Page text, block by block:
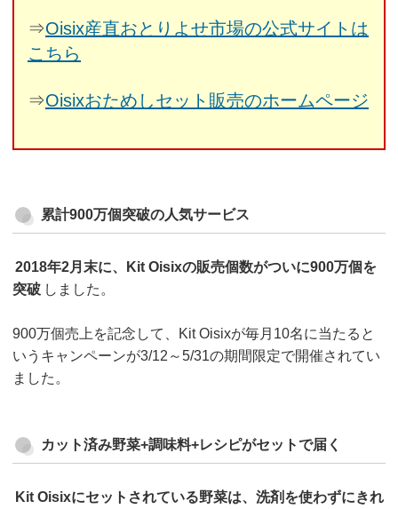
⇒Oisix産直おとりよせ市場の公式サイトは
こちら
⇒Oisixおためしセット販売のホームページ
累計900万個突破の人気サービス
2018年2月末に、Kit Oisixの販売個数がついに900万個を
突破 しました。
900万個売上を記念して、Kit Oisixが毎月10名に当たると
いうキャンペーンが3/12～5/31の期間限定で開催されてい
ました。
カット済み野菜+調味料+レシピがセットで届く
Kit Oisixにセットされている野菜は、洗剤を使わずにきれ